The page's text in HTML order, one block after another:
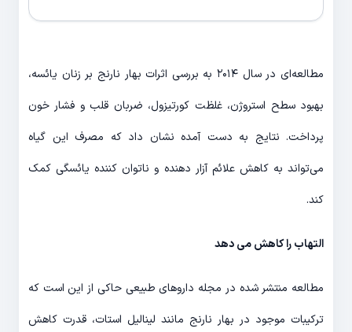
مطالعه‌ای در سال ۲۰۱۴ به بررسی اثرات بهار نارنج بر زنان یائسه،
بهبود سطح استروژن، غلظت کورتیزول، ضربان قلب و فشار خون
پرداخت. نتایج به دست آمده نشان داد که مصرف این گیاه
می‌تواند به کاهش علائم آزار دهنده و ناتوان کننده یائسگی کمک
کند.
التهاب را کاهش می ‌دهد
مطالعه منتشر شده در مجله داروهای طبیعی حاکی از این است که
ترکیبات موجود در بهار نارنج مانند لینالیل استات، قدرت کاهش